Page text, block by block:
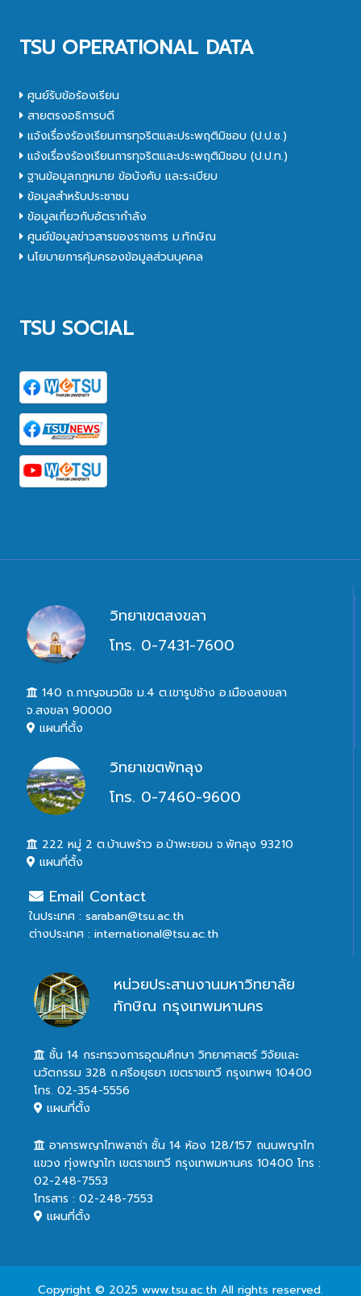
TSU OPERATIONAL DATA
ศูนย์รับข้อร้องเรียน
สายตรงอธิการบดี
แจ้งเรื่องร้องเรียนการทุจริตและประพฤติมิชอบ (ป.ป.ช.)
แจ้งเรื่องร้องเรียนการทุจริตและประพฤติมิชอบ (ป.ป.ท.)
ฐานข้อมูลกฎหมาย ข้อบังคับ และระเบียบ
ข้อมูลสำหรับประชาชน
ข้อมูลเกี่ยวกับอัตรากำลัง
ศูนย์ข้อมูลข่าวสารของราชการ ม.ทักษิณ
นโยบายการคุ้มครองข้อมูลส่วนบุคคล
TSU SOCIAL
วิทยาเขตสงขลา
โทร. 0-7431-7600
140 ถ.กาญจนวนิช ม.4 ต.เขารูปช้าง อ.เมืองสงขลา
จ.สงขลา 90000
แผนที่ตั้ง
วิทยาเขตพัทลุง
โทร. 0-7460-9600
222 หมู่ 2 ต.บ้านพร้าว อ.ป่าพะยอม จ.พัทลุง 93210
แผนที่ตั้ง
Email Contact
ในประเทศ : saraban@tsu.ac.th
ต่างประเทศ : international@tsu.ac.th
หน่วยประสานงานมหาวิทยาลัย
ทักษิณ กรุงเทพมหานคร
ชั้น 14 กระทรวงการอุดมศึกษา วิทยาศาสตร์ วิจัยและ
นวัตกรรม 328 ถ.ศรีอยุธยา เขตราชเทวี กรุงเทพฯ 10400
โทร. 02-354-5556
แผนที่ตั้ง
อาคารพญาไทพลาซ่า ชั้น 14 ห้อง 128/157 ถนนพญาไท
แขวง ทุ่งพญาไท เขตราชเทวี กรุงเทพมหานคร 10400 โทร :
02-248-7553
โทรสาร : 02-248-7553
แผนที่ตั้ง
Copyright © 2025 www.tsu.ac.th All rights reserved.